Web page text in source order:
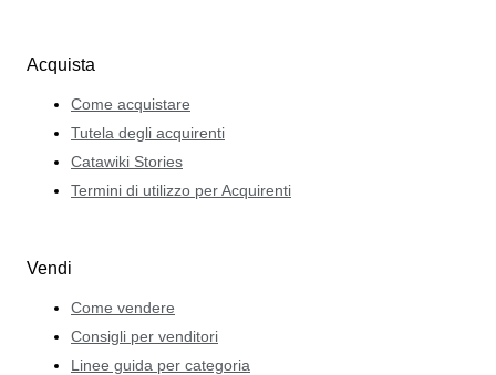
Acquista
Come acquistare
Tutela degli acquirenti
Catawiki Stories
Termini di utilizzo per Acquirenti
Vendi
Come vendere
Consigli per venditori
Linee guida per categoria